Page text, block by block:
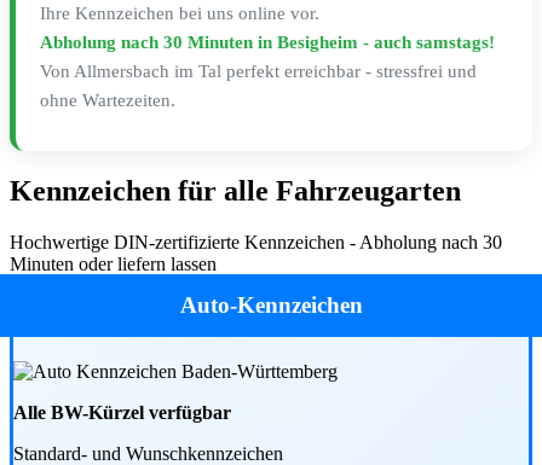
Ihre Kennzeichen bei uns online vor.
Abholung nach 30 Minuten in Besigheim - auch samstags!
Von Allmersbach im Tal perfekt erreichbar - stressfrei und
ohne Wartezeiten.
Kennzeichen für alle Fahrzeugarten
Hochwertige DIN-zertifizierte Kennzeichen - Abholung nach 30
Minuten oder liefern lassen
Auto-Kennzeichen
Alle BW-Kürzel verfügbar
Standard- und Wunschkennzeichen